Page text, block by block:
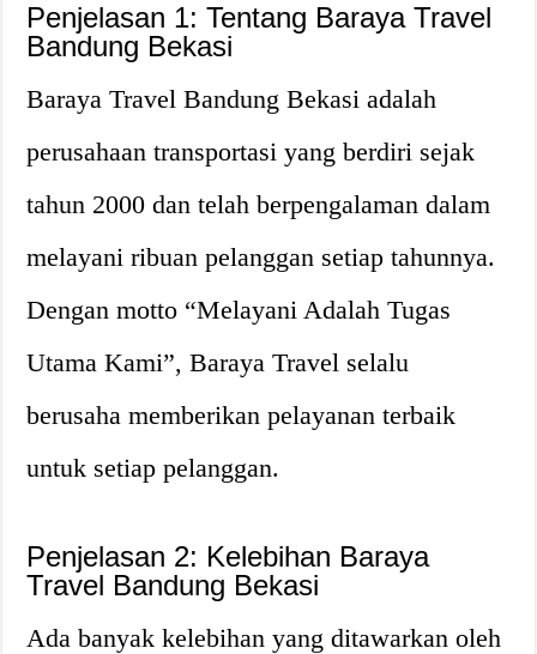
Penjelasan 1: Tentang Baraya Travel
Bandung Bekasi
Baraya Travel Bandung Bekasi adalah
perusahaan transportasi yang berdiri sejak
tahun 2000 dan telah berpengalaman dalam
melayani ribuan pelanggan setiap tahunnya.
Dengan motto “Melayani Adalah Tugas
Utama Kami”, Baraya Travel selalu
berusaha memberikan pelayanan terbaik
untuk setiap pelanggan.
Penjelasan 2: Kelebihan Baraya
Travel Bandung Bekasi
Ada banyak kelebihan yang ditawarkan oleh